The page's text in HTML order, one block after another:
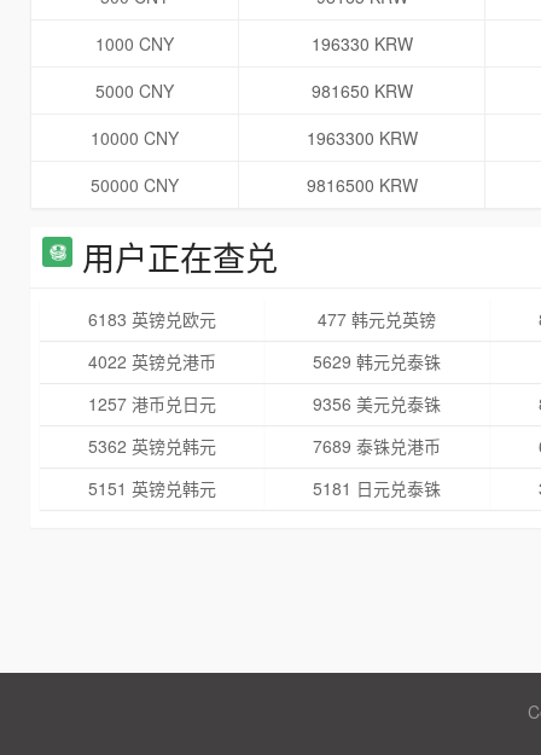
1000 CNY
196330 KRW
5000 CNY
981650 KRW
10000 CNY
1963300 KRW
50000 CNY
9816500 KRW
用户正在查兑
6183 英镑兑欧元 477 韩元兑英镑
4022 英镑兑港币
5629 韩元兑泰铢
1257 港币兑日元
9356 美元兑泰铢
5362 英镑兑韩元
7689 泰铢兑港币
5151 英镑兑韩元
5181 日元兑泰铢